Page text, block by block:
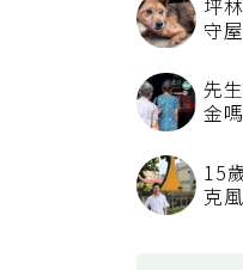
桃
家
不
家
中